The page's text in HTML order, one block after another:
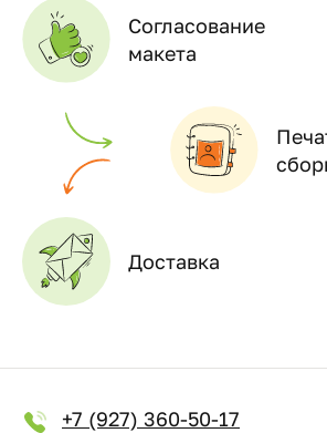
Согласование
макета
Доставка
+7 (927) 360-50-17